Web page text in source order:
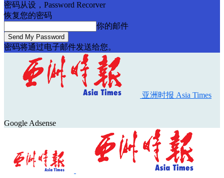
密码从设，Password Recorver
恢复您的密码
你的邮件
密码将通过电子邮件发送给您。
亚洲时报 Asia Times
Google Adsense